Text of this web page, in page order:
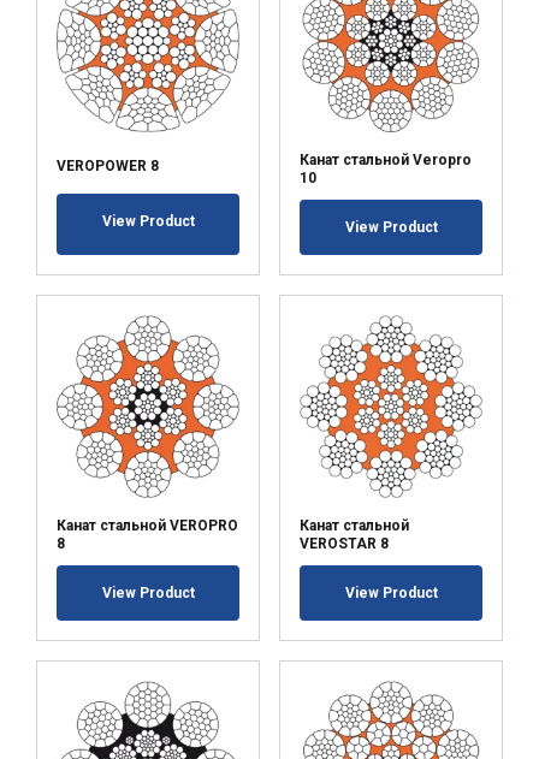
VEROPOWER 8
View Product
Канат стальной Veropro
10
View Product
Канат стальной VEROPRO
8
View Product
Канат стальной
VEROSTAR 8
View Product